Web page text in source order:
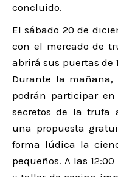
concluido.
El sábado 20 de
con el mercado de
abrirá sus puertas de
Durante la mañana,
podrán participar en
secretos de la trufa
una propuesta
forma lúdica la
pequeños. A las